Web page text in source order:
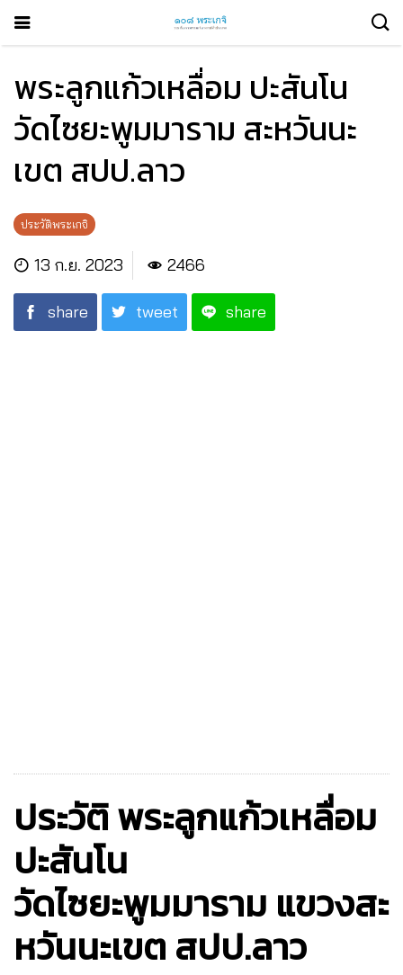
พระลูกแก้วเหลื่อม ปะสันโน
วัดไซยะพูมมาราม สะหวันนะ
เขต สปป.ลาว
ประวัติพระเกจิ
13 ก.ย. 2023 2466
share tweet share
ประวัติ พระลูกแก้วเหลื่อม
ปะสันโน
วัดไซยะพูมมาราม แขวงสะ
หวันนะเขต สปป.ลาว